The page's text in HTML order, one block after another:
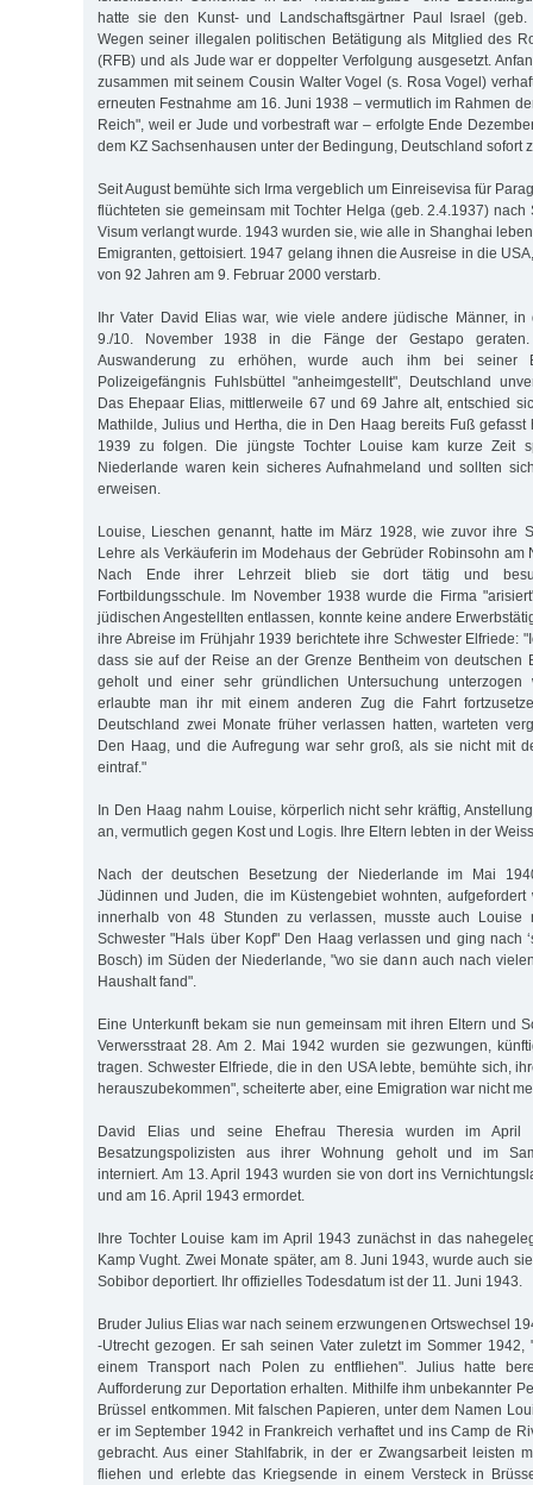
hatte sie den Kunst- und Landschaftsgärtner Paul Israel (geb.
Wegen seiner illegalen politischen Betätigung als Mitglied des
(RFB) und als Jude war er doppelter Verfolgung ausgesetzt.
zusammen mit seinem Cousin Walter Vogel (s. Rosa Vogel)
erneuten Festnahme am 16. Juni 1938 – vermutlich im Rahmen
Reich", weil er Jude und vorbestraft war – erfolgte Ende
dem KZ Sachsenhausen unter der Bedingung, Deutschland sofort
Seit August bemühte sich Irma vergeblich um Einreisevisa für
flüchteten sie gemeinsam mit Tochter Helga (geb. 2.4.1937)
Visum verlangt wurde. 1943 wurden sie, wie alle in Shanghai
Emigranten, gettoisiert. 1947 gelang ihnen die Ausreise in die
von 92 Jahren am 9. Februar 2000 verstarb.
Ihr Vater David Elias war, wie viele andere jüdische Männer, in
9./10. November 1938 in die Fänge der Gestapo
Auswanderung zu erhöhen, wurde auch ihm bei seiner
Polizeigefängnis Fuhlsbüttel "anheimgestellt", Deutschland
Das Ehepaar Elias, mittlerweile 67 und 69 Jahre alt, entschied
Mathilde, Julius und Hertha, die in Den Haag bereits Fuß gefasst
1939 zu folgen. Die jüngste Tochter Louise kam kurze Zeit
Niederlande waren kein sicheres Aufnahmeland und sollten
erweisen.
Louise, Lieschen genannt, hatte im März 1928, wie zuvor ihre
Lehre als Verkäuferin im Modehaus der Gebrüder Robinsohn am
Nach Ende ihrer Lehrzeit blieb sie dort tätig und
Fortbildungsschule. Im November 1938 wurde die Firma
jüdischen Angestellten entlassen, konnte keine andere
ihre Abreise im Frühjahr 1939 berichtete ihre Schwester Elfriede:
dass sie auf der Reise an der Grenze Bentheim von deutschen
geholt und einer sehr gründlichen Untersuchung unterzogen
erlaubte man ihr mit einem anderen Zug die Fahrt
Deutschland zwei Monate früher verlassen hatten, warteten
Den Haag, und die Aufregung war sehr groß, als sie nicht mit
eintraf."
In Den Haag nahm Louise, körperlich nicht sehr kräftig,
an, vermutlich gegen Kost und Logis. Ihre Eltern lebten in der
Nach der deutschen Besetzung der Niederlande im Mai
Jüdinnen und Juden, die im Küstengebiet wohnten, aufgefordert
innerhalb von 48 Stunden zu verlassen, musste auch Louise
Schwester "Hals über Kopf" Den Haag verlassen und ging nach
Bosch) im Süden der Niederlande, "wo sie dann auch nach
Haushalt fand".
Eine Unterkunft bekam sie nun gemeinsam mit ihren Eltern und
Verwersstraat 28. Am 2. Mai 1942 wurden sie gezwungen,
tragen. Schwester Elfriede, die in den USA lebte, bemühte sich,
herauszubekommen", scheiterte aber, eine Emigration war nicht
David Elias und seine Ehefrau Theresia wurden im April
Besatzungspolizisten aus ihrer Wohnung geholt und im
interniert. Am 13. April 1943 wurden sie von dort ins
und am 16. April 1943 ermordet.
Ihre Tochter Louise kam im April 1943 zunächst in das
Kamp Vught. Zwei Monate später, am 8. Juni 1943, wurde auch
Sobibor deportiert. Ihr offizielles Todesdatum ist der 11. Juni 1943.
Bruder Julius Elias war nach seinem erzwungenen Ortswechsel
-Utrecht gezogen. Er sah seinen Vater zuletzt im Sommer 1942,
einem Transport nach Polen zu entfliehen". Julius hatte
Aufforderung zur Deportation erhalten. Mithilfe ihm unbekannter
Brüssel entkommen. Mit falschen Papieren, unter dem Namen
er im September 1942 in Frankreich verhaftet und ins Camp de
gebracht. Aus einer Stahlfabrik, in der er Zwangsarbeit leisten
fliehen und erlebte das Kriegsende in einem Versteck in